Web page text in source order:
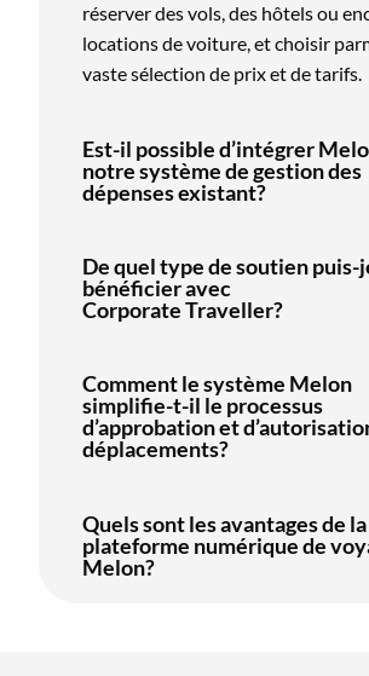
réserver des vols, des hôtels ou
locations de voiture, et choisir
vaste sélection de prix et de tarifs.
Est-il possible d’intégrer
notre système de gestion des
dépenses existant?
De quel type de soutien puis-
bénéficier avec
Corporate Traveller?
Comment le système Melon
simplifie-t-il le processus
d’approbation et
déplacements?
Quels sont les avantages de la
plateforme numérique de
Melon?